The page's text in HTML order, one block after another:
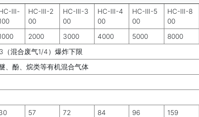
Ⅲ-
HC-Ⅲ-2
00
HC-Ⅲ-3
00
HC-Ⅲ-4
00
HC-Ⅲ-5
00
HC-Ⅲ-8
00
2000 3000 4000 5000 8000
（混合废气1/4）爆炸下限
、酚、烷类等有机混合气体
57 72 84 96 159